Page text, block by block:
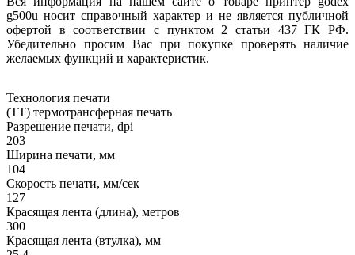
g500u носит справочный характер и не является публичной
офертой в соответствии с пунктом 2 статьи 437 ГК РФ.
Убедительно просим Вас при покупке проверять наличие
желаемых функций и характеристик.
Технология печати
(TT) термотрансферная печать
Разрешение печати, dpi
203
Ширина печати, мм
104
Скорость печати, мм/сек
127
Красящая лента (длина), метров
300
Красящая лента (втулка), мм